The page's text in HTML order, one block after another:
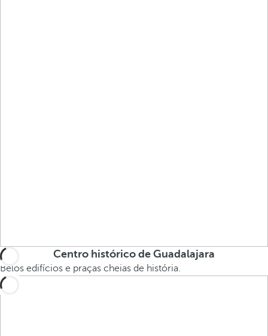
Centro histórico de Guadalajara
Belos edifícios e praças cheias de história.